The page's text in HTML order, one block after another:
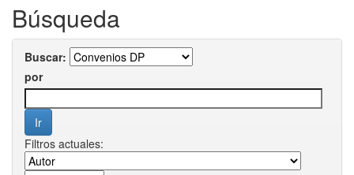
Búsqueda
Buscar:
por
Filtros actuales: